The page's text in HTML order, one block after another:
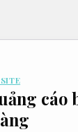
cáo